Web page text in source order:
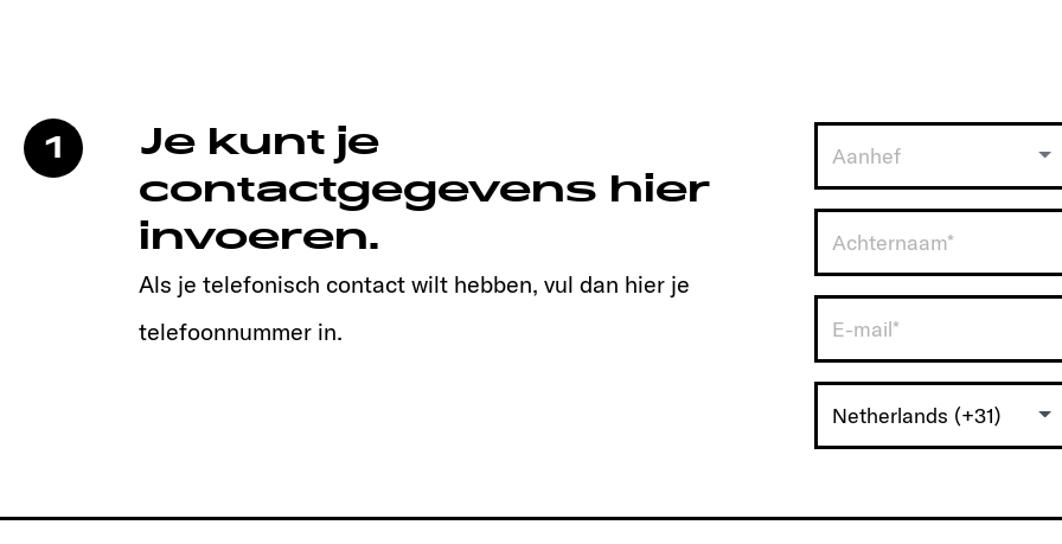
1
Je kunt je
contactgegevens hier
invoeren.
Als je telefonisch contact wilt hebben, vul dan hier je
telefoonnummer in.
Aanhef
Netherlands (+31)